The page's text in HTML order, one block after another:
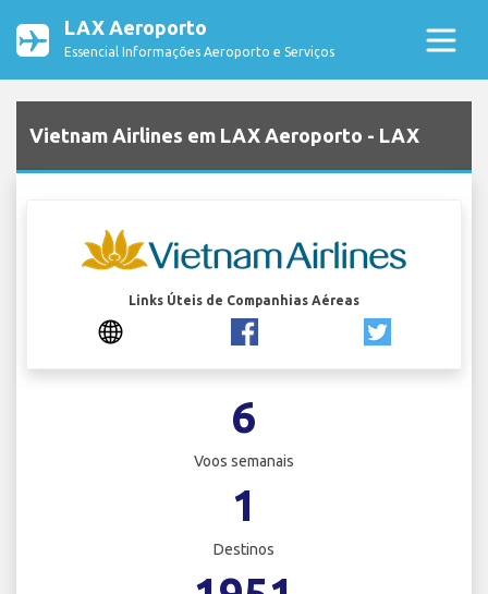
LAX Aeroporto
Essencial Informações Aeroporto e Serviços
Vietnam Airlines em LAX Aeroporto - LAX
Links Úteis de Companhias Aéreas
6
Voos semanais
1
Destinos